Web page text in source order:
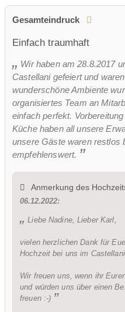
Gesamteindruck
Einfach traumhaft
Wir haben am 28.8.2017
Castellani gefeiert und
wunderschöne Ambiente
organisiertes Team an
einfach perfekt.
Küche haben all unsere
unsere Gäste waren restlos
empfehlenswert.
Anmerkung des
06.12.2022:
Liebe Nadine, Lieber Karl,
vielen herzlichen Dank für
Hochzeit bei uns im Castellani.
Wir freuen uns, wenn ihr
und würden uns über einen
freuen :-)